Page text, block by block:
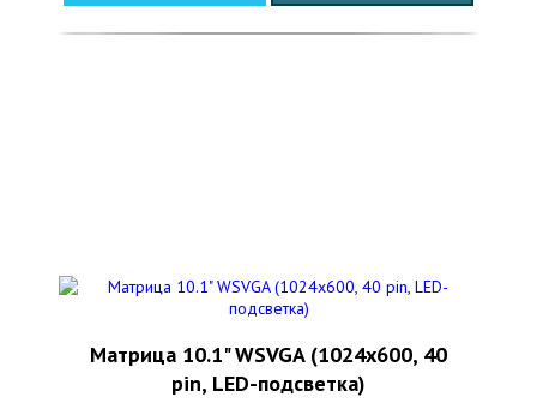
Матрица 10.1" WSVGA (1024x600, 40
pin, LED-подсветка)